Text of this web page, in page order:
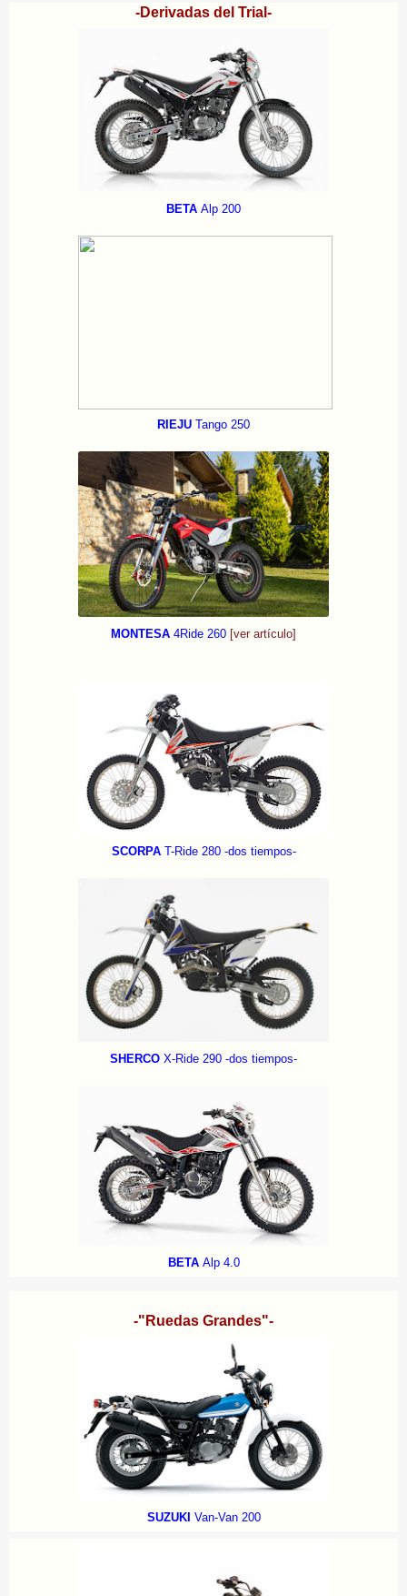
-Derivadas del Trial-
BETA Alp 200
RIEJU Tango 250
MONTESA 4Ride 260 [ver artículo]
SCORPAT-Ride 280 -dos tiempos-
SHERCO X-Ride 290 -dos tiempos-
BETAAlp 4.0
-"Ruedas Grandes"-
SUZUKI Van-Van 200